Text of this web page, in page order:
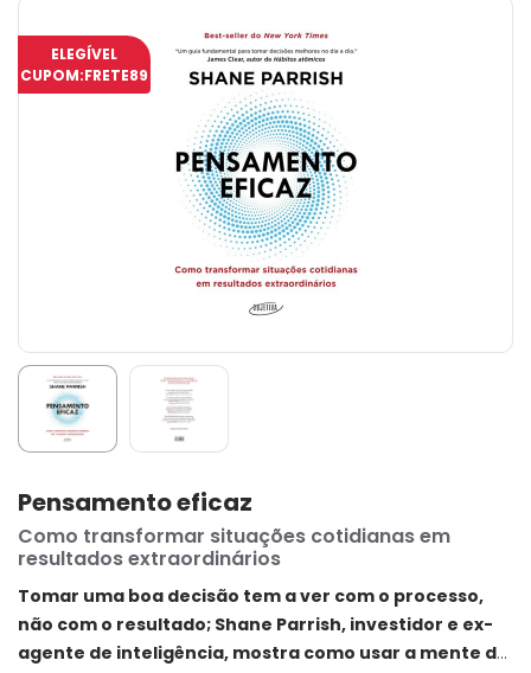
ELEGÍVEL
CUPOM:FRETE89
Pensamento eficaz
Como transformar situações cotidianas em
resultados extraordinários
Tomar uma boa decisão tem a ver com o processo,
não com o resultado; Shane Parrish, investidor e ex-
agente de inteligência, mostra como usar a mente de